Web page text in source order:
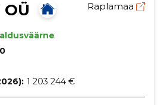
OÜ Raplamaa
1 203 244 €